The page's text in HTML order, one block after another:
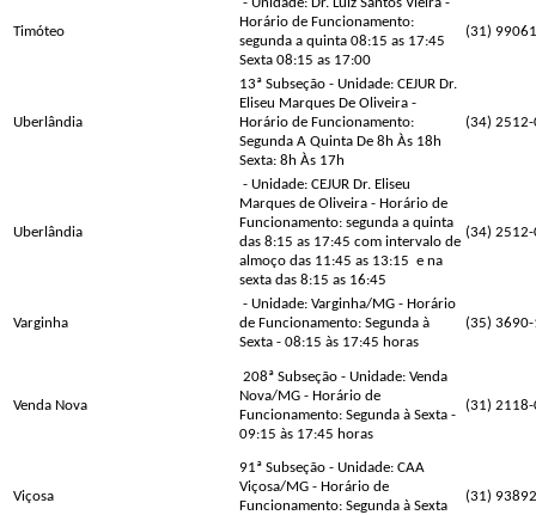
Timóteo
Horário de Funcionamento:
segunda a quinta 08:15 as 17:45
Sexta 08:15 as 17:00
(31)
Uberlândia
13ª Subseção - Unidade: CEJUR Dr.
Eliseu Marques De Oliveira -
Horário de Funcionamento:
Segunda A Quinta De 8h Às 18h
Sexta: 8h Às 17h
(34)
Uberlândia
- Unidade: CEJUR Dr. Eliseu
Marques de Oliveira - Horário de
Funcionamento: segunda a quinta
das 8:15 as 17:45 com intervalo de
almoço das 11:45 as 13:15 e na
sexta das 8:15 as 16:45
(34)
Varginha
- Unidade: Varginha/MG - Horário
de Funcionamento: Segunda à
Sexta - 08:15 às 17:45 horas
(35)
Venda Nova
208ª Subseção - Unidade: Venda
Nova/MG - Horário de
Funcionamento: Segunda à Sexta -
09:15 às 17:45 horas
(31)
Viçosa
91ª Subseção - Unidade: CAA
Viçosa/MG - Horário de
Funcionamento: Segunda à Sexta
(31)